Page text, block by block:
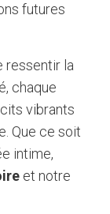
futures
ressentir la
chaque
vibrants
Que ce soit
intime,
et notre